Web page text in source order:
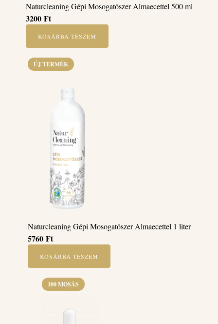
Naturcleaning Gépi Mosogatószer Almaecettel 500 ml
3200 Ft
KOSÁRBA TESZEM
ÚJ TERMÉK
Naturcleaning Gépi Mosogatószer Almaecettel 1 liter
5760 Ft
KOSÁRBA TESZEM
100 MOSÁS